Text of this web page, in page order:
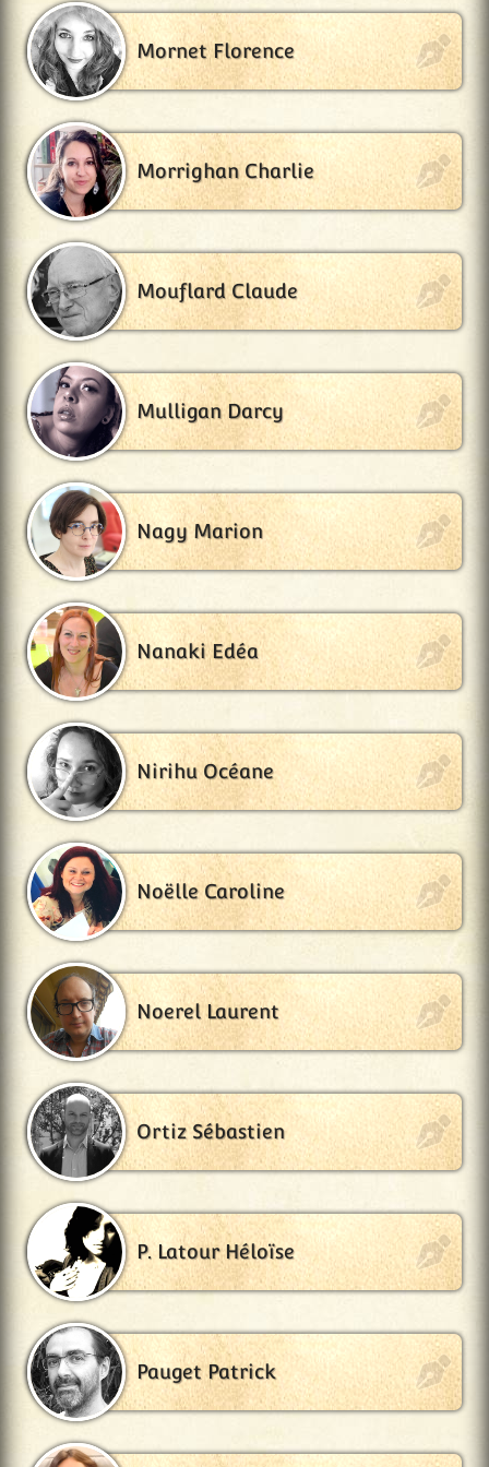
Mornet Florence
Morrighan Charlie
Mouflard Claude
Mulligan Darcy
Nagy Marion
Nanaki Edéa
Nirihu Océane
Noëlle Caroline
Noerel Laurent
Ortiz Sébastien
P. Latour Héloïse
Pauget Patrick